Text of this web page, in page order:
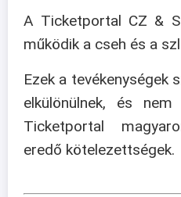
A Ticketportal CZ &
működik a cseh és a
Ezek a tevékenységek
elkülönülnek, és
Ticketportal
eredő kötelezettségek.